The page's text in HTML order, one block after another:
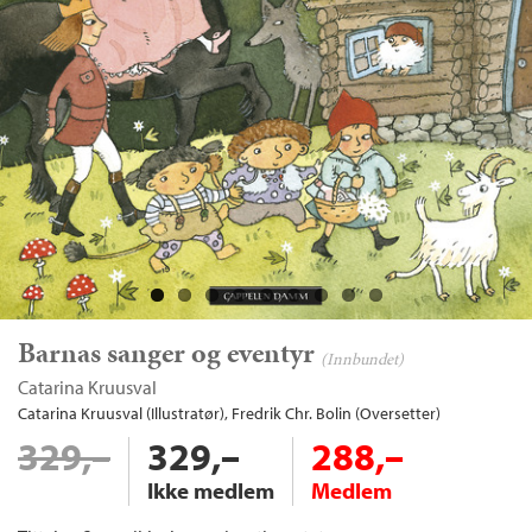
Barnas sanger og eventyr (Innbundet)
Catarina Kruusval
Catarina Kruusval (Illustratør) Fredrik Chr. Bolin (Oversetter)
329,– 329,–
Ikke medlem
288,–
Medlem